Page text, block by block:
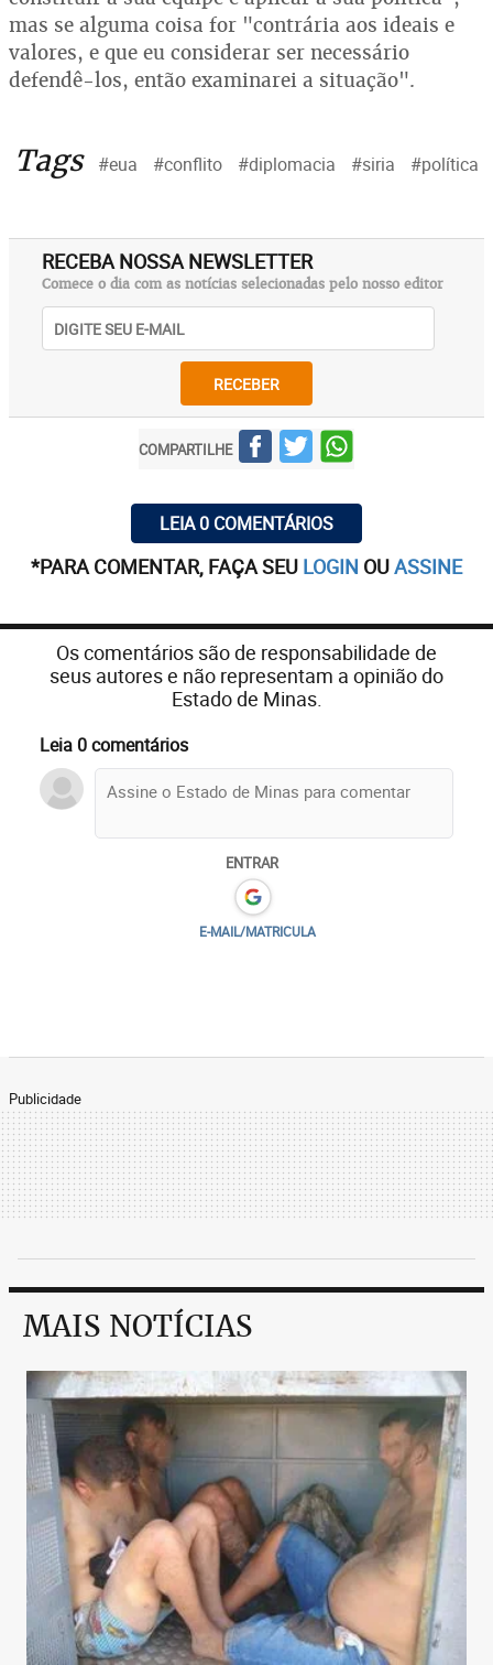
mas se alguma coisa for "contrária aos ideais e
valores, e que eu considerar ser necessário
defendê-los, então examinarei a situação".
Tags #eua #conflito #diplomacia #siria #política
RECEBA NOSSA NEWSLETTER
Comece o dia com as notícias selecionadas pelo nosso editor
RECEBER
COMPARTILHE
LEIA 0 COMENTÁRIOS
*PARA COMENTAR, FAÇA SEU LOGIN OUASSINE
Os comentários são de responsabilidade de
seus autores e não representam a opinião do
Estado de Minas.
Leia 0 comentários
ENTRAR
E-MAIL/MATRICULA
Publicidade
MAIS NOTÍCIAS